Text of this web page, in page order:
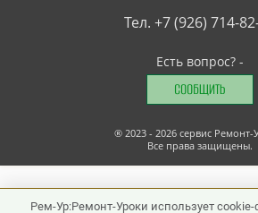
Тел. +7 (926) 714-
Есть вопрос? -
СООБЩИТЬ
® 2023 - 2026сервис Ремонт-
Все права защищены.
Рем-Ур:Ремонт-Уроки использует